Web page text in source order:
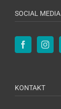
SOCIAL MEDIA
KONTAKT